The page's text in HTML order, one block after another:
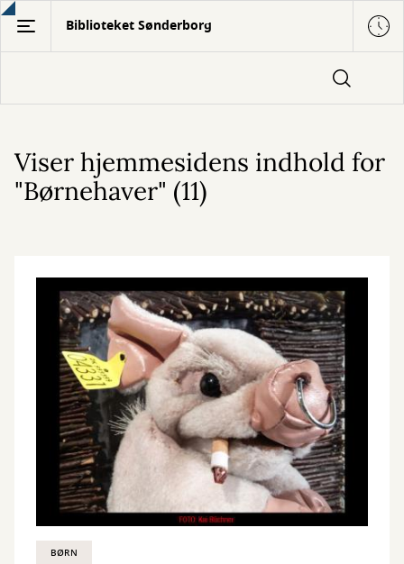
Gå
hovedindhold
Biblioteket Sønderborg
Viser hjemmesidens indhold for
"Børnehaver" (11)
BØRN